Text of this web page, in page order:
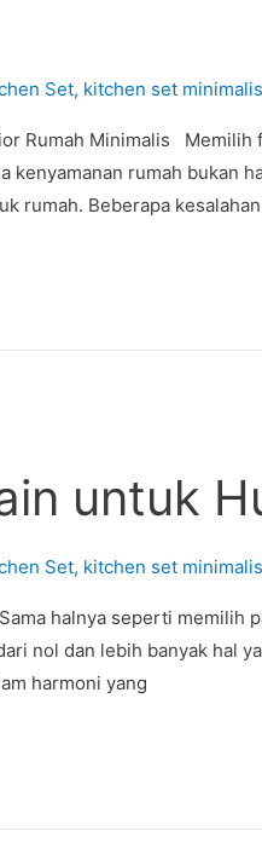
Set, kitchen set minimalis
Rumah Minimalis
kenyamanan rumah bukan
rumah. Beberapa
untuk
Set, kitchen set minimalis
halnya seperti memilih
nol dan lebih banyak hal
harmoni yang